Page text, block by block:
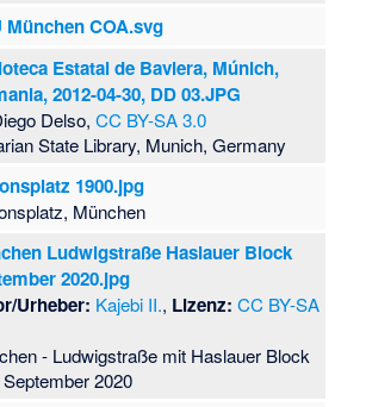
München COA.svg
Estatal de Baviera, Múnich,
2012-04-30, DD 03.JPG
Delso,CC BY-SA 3.0
State Library, Munich, Germany
1900.jpg
München
Ludwigstraße Haslauer Block
2020.jpg
Urheber: Kajebi II., Lizenz: CC BY-SA
- Ludwigstraße mit Haslauer Block
2020